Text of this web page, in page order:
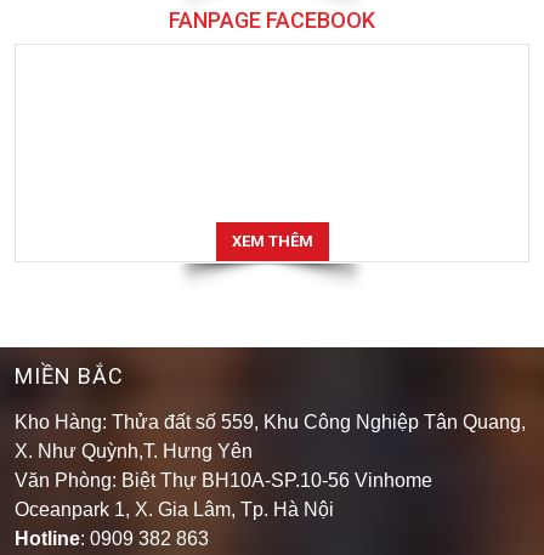
FANPAGE FACEBOOK
XEM THÊM
MIỀN BẮC
Kho Hàng: Thửa đất số 559, Khu Công Nghiệp Tân Quang,
X. Như Quỳnh,T. Hưng Yên
Văn Phòng: Biệt Thự BH10A-SP.10-56 Vinhome
Oceanpark 1, X. Gia Lâm, Tp. Hà Nội
Hotline: 0909 382 863